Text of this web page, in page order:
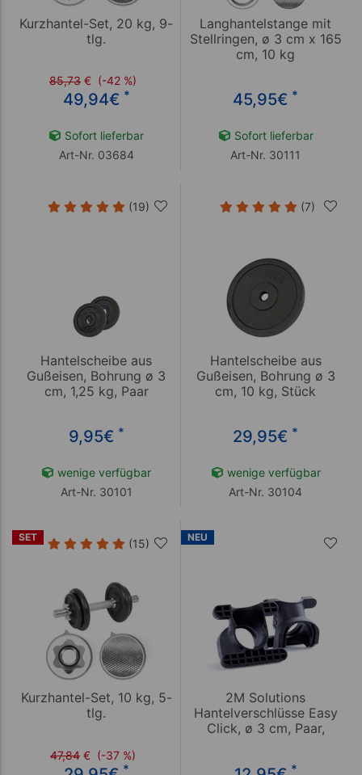
Kurzhantel-Set, 20 kg, 9-
tlg.
85,73 € (-42 %)
49,94€ *
Sofort lieferbar
Art-Nr. 03684
Langhantelstange mit
Stellringen, ø 3 cm x 165
cm, 10 kg
45,95€ *
Sofort lieferbar
Art-Nr. 30111
(19)
Hantelscheibe aus
Gußeisen, Bohrung ø 3
cm, 1,25 kg, Paar
9,95€ *
wenige verfügbar
Art-Nr. 30101
(7)
Hantelscheibe aus
Gußeisen, Bohrung ø 3
cm, 10 kg, Stück
29,95€ *
wenige verfügbar
Art-Nr. 30104
SET (15)
Kurzhantel-Set, 10 kg, 5-
tlg.
47,84 € (-37 %)
*
NEU
2M Solutions
Hantelverschlüsse Easy
Click, ø 3 cm, Paar,
*